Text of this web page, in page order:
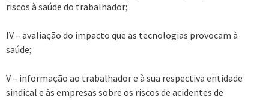
riscos à saúde do trabalhador;
IV – avaliação do impacto que as tecnologias provocam à
saúde;
V – informação ao trabalhador e à sua respectiva entidade
sindical e às empresas sobre os riscos de acidentes de